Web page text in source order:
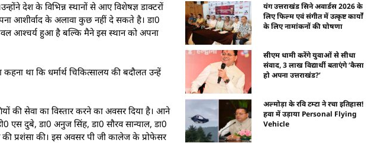
देश के विभिन्न स्थानों से आए विशेषज्ञ डाक्टरों
आशीर्वाद के अलावा कुछ नहीं दे सकते है। डा0
आश्चर्य हुआ है बल्कि मैने इस स्थान को अपना
था कि धर्मार्थ चिकित्सालय की बदौलत उन्हें
की सेवा का विस्तार करने का अवसर दिया है। आने
एस दुबे, डा0 अनुज सिंह, डा0 सौरव सान्याल, डा0
की प्रशंसा की। इस अवसर पी जी कालेज के प्रोफेसर
यंग उत्तराखंड सिने अवार्डस 2026 के
लिए फिल्म एवं संगीत में उत्कृष्ट कार्यों
के लिए नामांकनों की घोषणा
सीएम धामी करेंगे युवाओं से सीधा
संवाद, 3 लाख विद्यार्थी बताएंगे ‘कैसा
हो अपना उत्तराखंड?’
अल्मोड़ा के रवि टम्टा ने रचा इतिहास!
हवा में उड़ाया Personal Flying
Vehicle